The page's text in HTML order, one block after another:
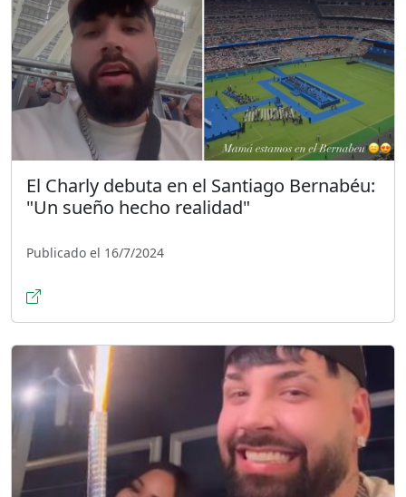
El Charly debuta en el Santiago Bernabéu:
"Un sueño hecho realidad"
Publicado el 16/7/2024